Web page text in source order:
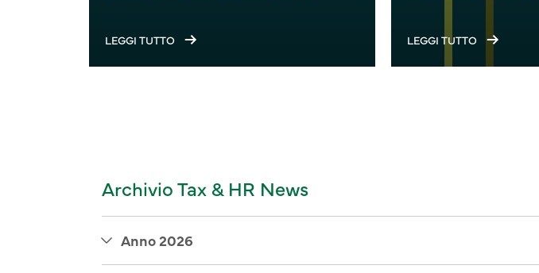
LEGGI TUTTO LEGGI TUTTO
Archivio Tax & HR News
Anno 2026